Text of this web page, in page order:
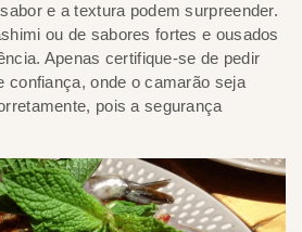
e a textura podem surpreender.
ou de sabores fortes e ousados
Apenas certifique-se de pedir
confiança, onde o camarão seja
pois a segurança